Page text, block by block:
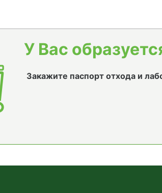
У Вас
Закажите паспорт отхода и